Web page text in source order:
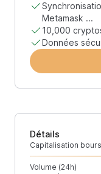
Metamask ...
10,000
Données
Détails
Capitalisation
Volume (24h)